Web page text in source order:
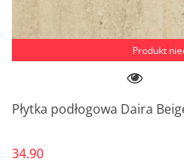
Produkt
Płytka podłogowa Daira
34.90